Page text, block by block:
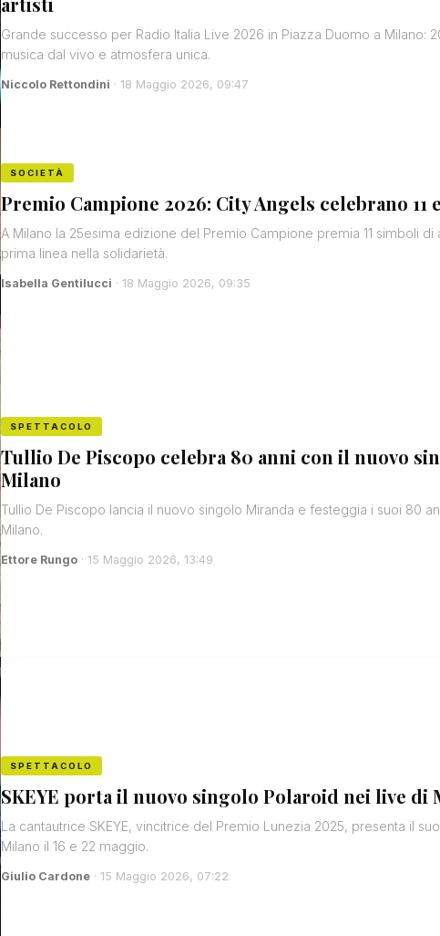
Grande successo per Radio Italia Live 2026 in Piazza Duomo a Milano:
musica dal vivo e atmosfera unica.
Niccolo Rettondini · 18 Maggio 2026, 09:47
SOCIETÀ
Premio Campione 2026: City Angels celebrano
A Milano la 25esima edizione del Premio Campione premia 11 simboli
prima linea nella solidarietà.
Isabella Gentilucci · 18 Maggio 2026, 09:35
SPETTACOLO
Tullio De Piscopo celebra 80 anni con il nuovo
Milano
Tullio De Piscopo lancia il nuovo singolo Miranda e festeggia i suoi 80
Milano.
Ettore Rungo · 15 Maggio 2026, 13:49
SPETTACOLO
SKEYE porta il nuovo singolo Polaroid nei live di
La cantautrice SKEYE, vincitrice del Premio Lunezia 2025, presenta il
Milano il 16 e 22 maggio.
Giulio Cardone · 15 Maggio 2026, 07:22